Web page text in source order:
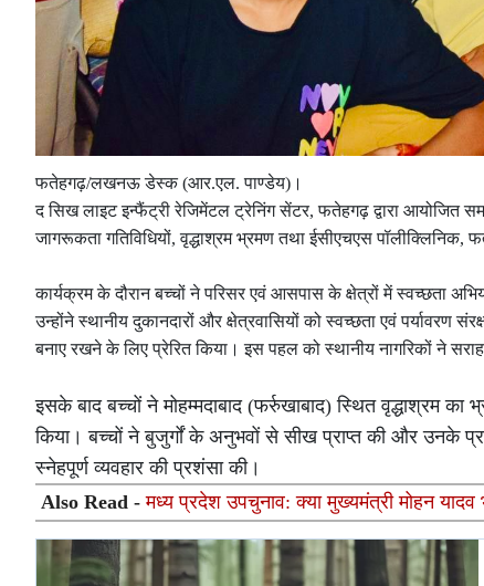
फतेहगढ़/लखनऊ डेस्क (आर.एल. पाण्डेय)।
द सिख लाइट इन्फैंट्री रेजिमेंटल ट्रेनिंग सेंटर, फतेहगढ़ द्वारा आयोजित
जागरूकता गतिविधियों, वृद्धाश्रम भ्रमण तथा ईसीएचएस पॉलीक्लिनिक,
कार्यक्रम के दौरान बच्चों ने परिसर एवं आसपास के क्षेत्रों में स्वच्छता
उन्होंने स्थानीय दुकानदारों और क्षेत्रवासियों को स्वच्छता एवं
बनाए रखने के लिए प्रेरित किया। इस पहल को स्थानीय नागरिकों ने
इसके बाद बच्चों ने मोहम्मदाबाद (फर्रुखाबाद) स्थित वृद्धाश्रम
किया। बच्चों ने बुजुर्गों के अनुभवों से सीख प्राप्त की और उनके
स्नेहपूर्ण व्यवहार की प्रशंसा की।
Also Read -मध्य प्रदेश उपचुनाव: क्या मुख्यमंत्री मोहन यादव